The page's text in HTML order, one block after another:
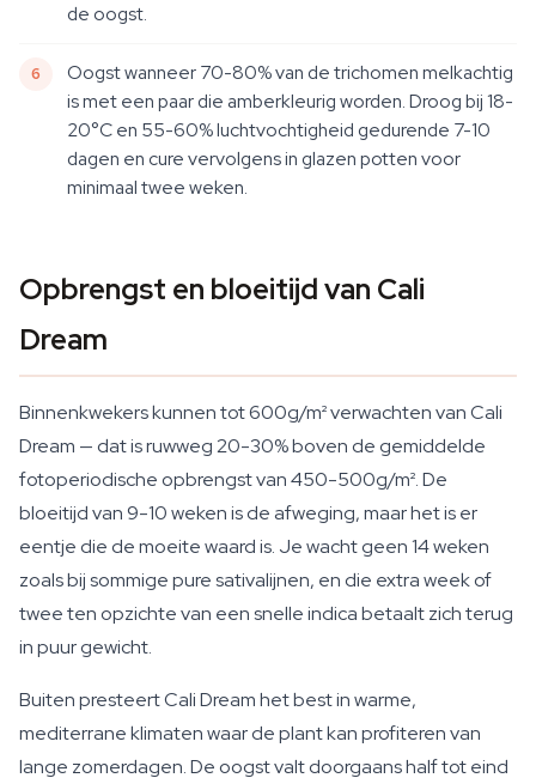
de oogst.
Oogst wanneer 70-80% van de trichomen melkachtig
is met een paar die amberkleurig worden. Droog bij 18-
20°C en 55-60% luchtvochtigheid gedurende 7-10
dagen en cure vervolgens in glazen potten voor
minimaal twee weken.
Opbrengst en bloeitijd van Cali
Dream
Binnenkwekers kunnen tot 600g/m² verwachten van Cali
Dream — dat is ruwweg 20-30% boven de gemiddelde
fotoperiodische opbrengst van 450-500g/m². De
bloeitijd van 9-10 weken is de afweging, maar het is er
eentje die de moeite waard is. Je wacht geen 14 weken
zoals bij sommige pure sativalijnen, en die extra week of
twee ten opzichte van een snelle indica betaalt zich terug
in puur gewicht.
Buiten presteert Cali Dream het best in warme,
mediterrane klimaten waar de plant kan profiteren van
lange zomerdagen. De oogst valt doorgaans half tot eind